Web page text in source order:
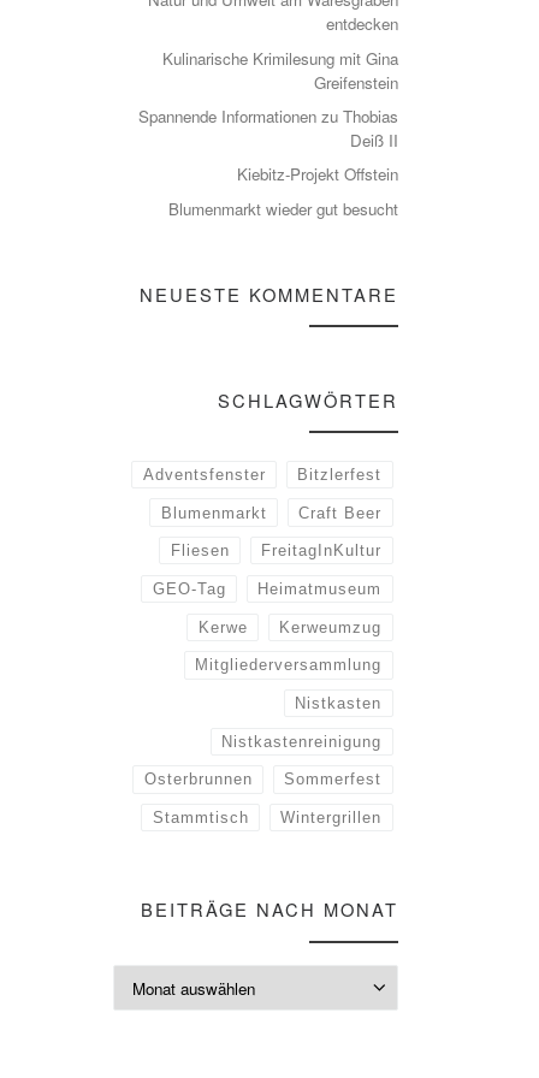
entdecken
Kulinarische Krimilesung mit Gina
Greifenstein
Spannende Informationen zu Thobias
Deiß II
Kiebitz-Projekt Offstein
Blumenmarkt wieder gut besucht
NEUESTE KOMMENTARE
SCHLAGWÖRTER
Adventsfenster Bitzlerfest
Blumenmarkt Craft Beer
Fliesen FreitagInKultur
GEO-Tag Heimatmuseum
Kerwe Kerweumzug
Mitgliederversammlung
Nistkasten
Nistkastenreinigung
Osterbrunnen Sommerfest
Stammtisch Wintergrillen
BEITRÄGE NACH MONAT